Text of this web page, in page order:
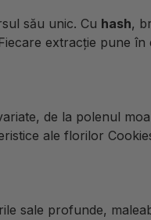
său unic. Cu hash,
extracție pune
de la polenul
ale florilor
sale profunde,